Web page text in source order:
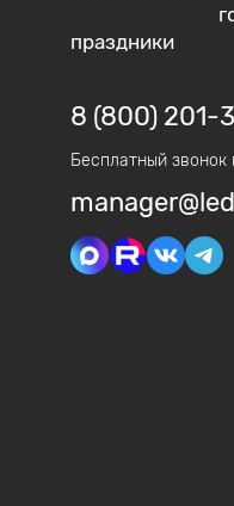
праздники
8 (800) 201-
Бесплатный звонок